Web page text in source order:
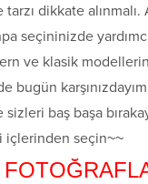
dikkate alınmalı.
seçininizde
ve klasik modellerin
bugün
baş başa
seçin~~